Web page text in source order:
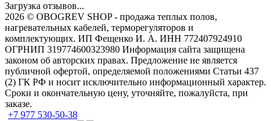
Загрузка отзывов...
2026 © OBOGREV SHOP - продажа теплых полов,
нагревательных кабелей, терморегуляторов и
комплектующих. ИП Фещенко И. А. ИНН 772407924910
ОГРНИП 319774600323980 Информация сайта защищена
законом об авторских правах. Предложение не является
публичной офертой, определяемой положениями Статьи 437
(2) ГК РФ и носит исключительно информационный характер.
Сроки и окончательную цену, уточняйте, пожалуйста, при
заказе.
+7 977 530-50-38